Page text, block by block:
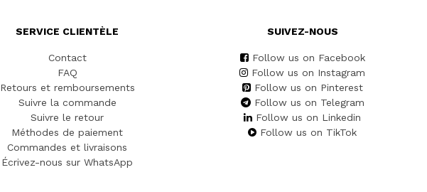
SERVICE CLIENTÈLE
Contact
FAQ
Retours et remboursements
Suivre la commande
Suivre le retour
Méthodes de paiement
Commandes et livraisons
Écrivez-nous sur WhatsApp
SUIVEZ-NOUS
Follow us on Facebook
Follow us on Instagram
Follow us on Pinterest
Follow us on Telegram
Follow us on Linkedin
Follow us on TikTok